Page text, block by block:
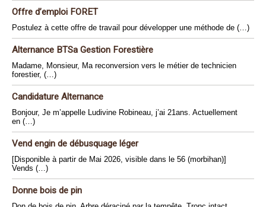
Offre d’emploi FORET
Postulez à cette offre de travail pour développer une méthode de (…)
Alternance BTSa Gestion Forestière
Madame, Monsieur, Ma reconversion vers le métier de technicien
forestier, (…)
Candidature Alternance
Bonjour, Je m’appelle Ludivine Robineau, j’ai 21ans. Actuellement
en (…)
Vend engin de débusquage léger
[Disponible à partir de Mai 2026, visible dans le 56 (morbihan)]
Vends (…)
Donne bois de pin